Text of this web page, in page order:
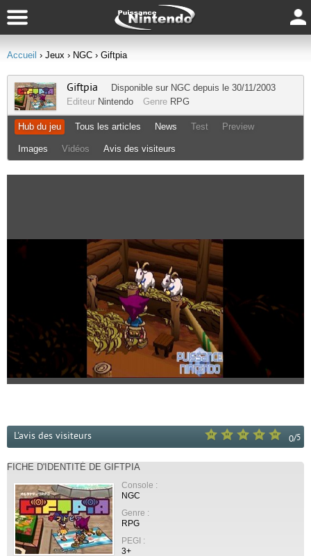
Accueil › Jeux › NGC › Giftpia
Giftpia Disponible sur NGC depuis le 30/11/2003
Editeur Nintendo Genre RPG
Hub du jeu Tous les articles News Test Preview
Images Vidéos Avis des visiteurs
0/5
L'avis des visiteurs
FICHE D'IDENTITÉ DE GIFTPIA
Console :
NGC
Genre :
RPG
PEGI :
3+